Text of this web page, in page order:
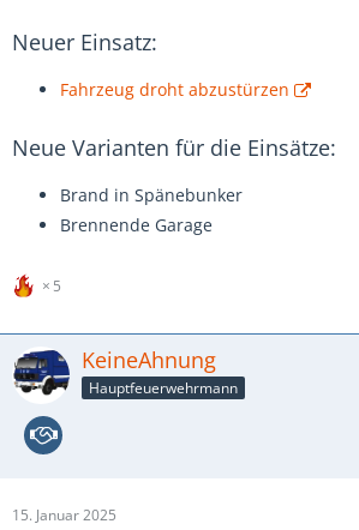
Neuer Einsatz:
Fahrzeug droht abzustürzen
Neue Varianten für die Einsätze:
Brand in Spänebunker
Brennende Garage
5
KeineAhnung
Hauptfeuerwehrmann
15. Januar 2025